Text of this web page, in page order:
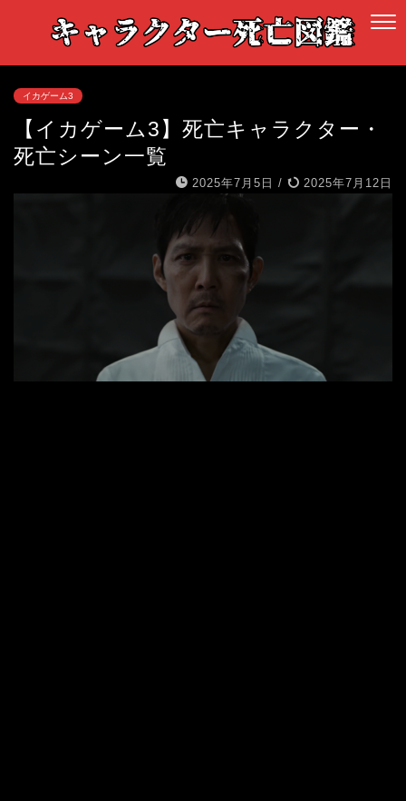
イカゲーム3
【イカゲーム3】死亡キャラクター・
死亡シーン一覧
2025年7月5日 / 2025年7月12日